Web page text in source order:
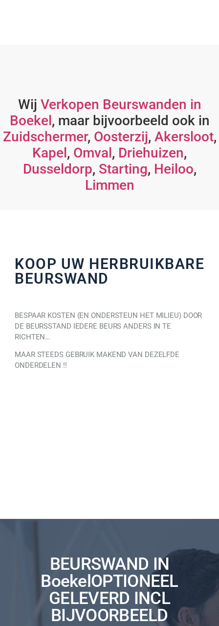
Wij Verkopen Beurswanden in
Boekel, maar bijvoorbeeld ook in
Zuidschermer, Oosterzij, Akersloot,
Kapel, Omval, Driehuizen,
Dusseldorp, Starting, Heiloo,
Limmen
KOOP UW HERBRUIKBARE
BEURSWAND
BESPAAR KOSTEN (EN ONDERSTEUN HET MILIEU) DOOR
DE BEURSSTAND IEDERE BEURS ANDERS IN TE
RICHTEN…
MAAR STEEDS GEBRUIK MAKEND VAN DEZELFDE
ONDERDELEN !!
BEURSWAND IN
BoekelOPTIONEEL
GELEVERD INCL
BIJVOORBEELD